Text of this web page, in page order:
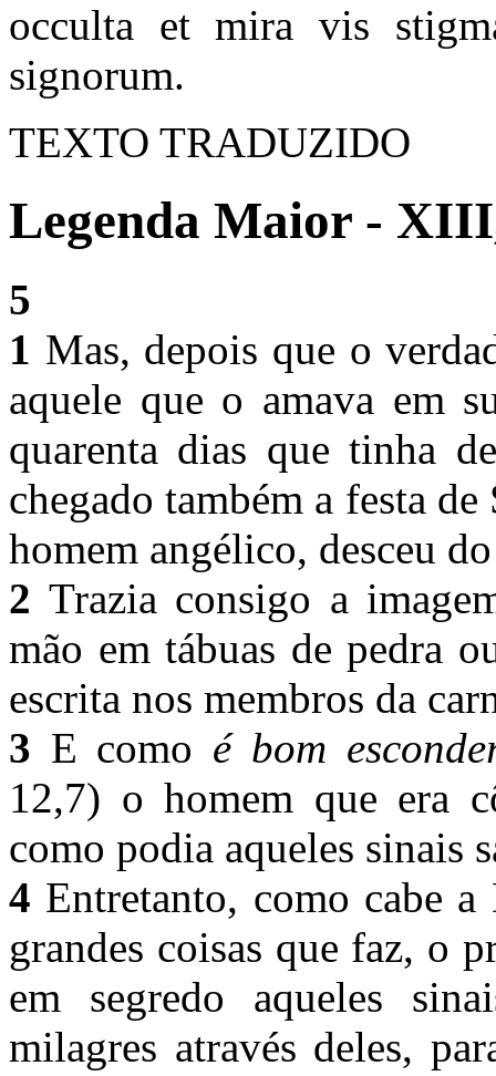
occulta et mira vis
signorum.
TEXTO TRADUZIDO
Legenda Maior -
5
1 Mas, depois que o
aquele que o amava em
quarenta dias que tinha
chegado também a festa
homem angélico, desceu
2 Trazia consigo a
mão em tábuas de pedra
escrita nos membros da
3 E como é bom
12,7) o homem que era
como podia aqueles sinais
4 Entretanto, como cabe
grandes coisas que faz, o
em segredo aqueles
milagres através deles,